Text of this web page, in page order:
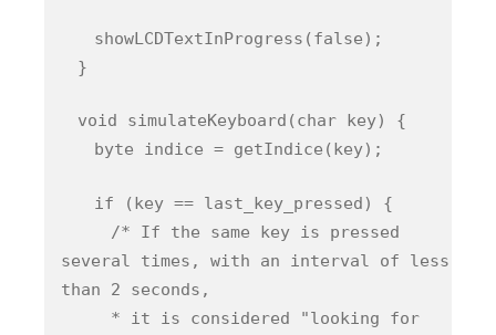
showLCDTextInProgress(false);
}
void simulateKeyboard(char key) {
byte indice = getIndice(key);
if (key == last_key_pressed) {
/* If the same key is pressed
several times, with an interval of less
than 2 seconds,
* it is considered "looking for